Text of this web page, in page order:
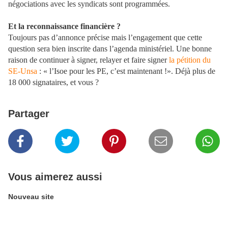
négociations avec les syndicats sont programmées.
Et la reconnaissance financière ?
Toujours pas d’annonce précise mais l’engagement que cette
question sera bien inscrite dans l’agenda ministériel. Une bonne
raison de continuer à signer, relayer et faire signerla pétition du
SE-Unsa : « l’Isoe pour les PE, c’est maintenant !». Déjà plus de
18 000 signataires, et vous ?
Partager
Vous aimerez aussi
Nouveau site